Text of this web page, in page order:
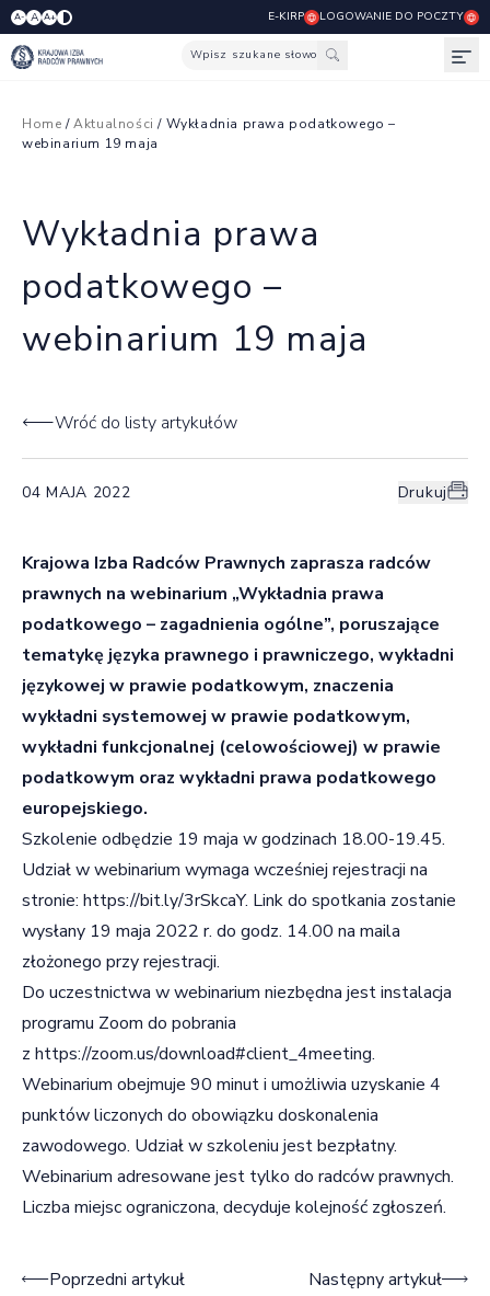
A- A A+ E-KIRP LOGOWANIE DO POCZTY
Wpisz szukane słowo
Home /Aktualności / Wykładnia prawa podatkowego –
webinarium 19 maja
Wykładnia prawa
podatkowego –
webinarium 19 maja
Wróć do listy artykułów
04 MAJA 2022 Drukuj
Krajowa Izba Radców Prawnych zaprasza radców
prawnych na webinarium „Wykładnia prawa
podatkowego – zagadnienia ogólne”, poruszające
tematykę języka prawnego i prawniczego, wykładni
językowej w prawie podatkowym, znaczenia
wykładni systemowej w prawie podatkowym,
wykładni funkcjonalnej (celowościowej) w prawie
podatkowym oraz wykładni prawa podatkowego
europejskiego.
Szkolenie odbędzie 19 maja w godzinach 18.00-19.45.
Udział w webinarium wymaga wcześniej rejestracji na
stronie: https://bit.ly/3rSkcaY. Link do spotkania zostanie
wysłany 19 maja 2022 r. do godz. 14.00 na maila
złożonego przy rejestracji.
Do uczestnictwa w webinarium niezbędna jest instalacja
programu Zoom do pobrania
z https://zoom.us/download#client_4meeting.
Webinarium obejmuje 90 minut i umożliwia uzyskanie 4
punktów liczonych do obowiązku doskonalenia
zawodowego. Udział w szkoleniu jest bezpłatny.
Webinarium adresowane jest tylko do radców prawnych.
Liczba miejsc ograniczona, decyduje kolejność zgłoszeń.
Nawigacja wpisu
Poprzedni artykuł Następny artykuł